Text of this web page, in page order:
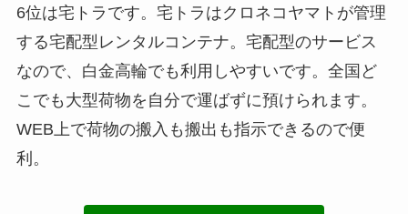
6位は宅トラです。宅トラはクロネコヤマトが管理
する宅配型レンタルコンテナ。宅配型のサービス
なので、白金高輪でも利用しやすいです。全国ど
こでも大型荷物を自分で運ばずに預けられます。
WEB上で荷物の搬入も搬出も指示できるので便
利。